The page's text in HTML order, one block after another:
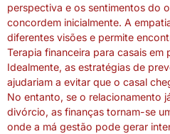
perspectiva e os sentimentos do
concordem inicialmente. A
diferentes visões e permite
Terapia financeira para casais
Idealmente, as estratégias de
ajudariam a evitar que o casal
No entanto, se o relacionamento
divórcio, as finanças tornam-se
onde a má gestão pode gerar